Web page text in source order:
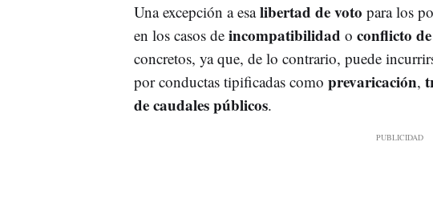
Una excepción a esalibertad de voto para los
en los casos de incompatibilidad o conflicto
concretos, ya que, de lo contrario, puede
por conductas tipificadas como prevaricación,
de caudales públicos.